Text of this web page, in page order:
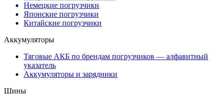
Немецкие погрузчики
Японские погрузчики
Китайские погрузчики
Аккумуляторы
Тяговые АКБ по брендам погрузчиков — алфавитный
указатель
Аккумуляторы и зарядники
Шины